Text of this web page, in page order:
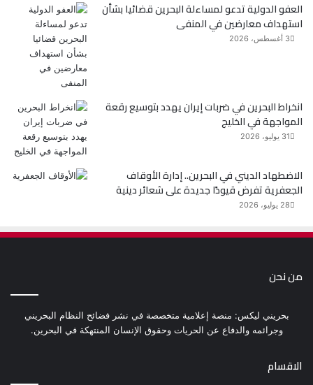
العفو الدولية تدعو لمساءلة البحرين قضائيا بشأن
استهداف معارضين في المنفى
3 أغسطس، 2026
انخراط البحرين في ضربات إيران يهدد بتوسيع رقعة
المواجهة في الخليج
31 يوليو، 2026
الاضطهاد الديني في البحرين.. إدارة الأوقاف
الجعفرية تفرض قيودًا جديدة على شعائر دينية
28 يوليو، 2026
من نحن
بحريني ليكس: منصة إعلامية متخصصة في نشر فضائح النظام البحريني
وجرائمه والدفاع عن الحريات وحقوق الإنسان المنتهكة في البحرين.
الاقسام